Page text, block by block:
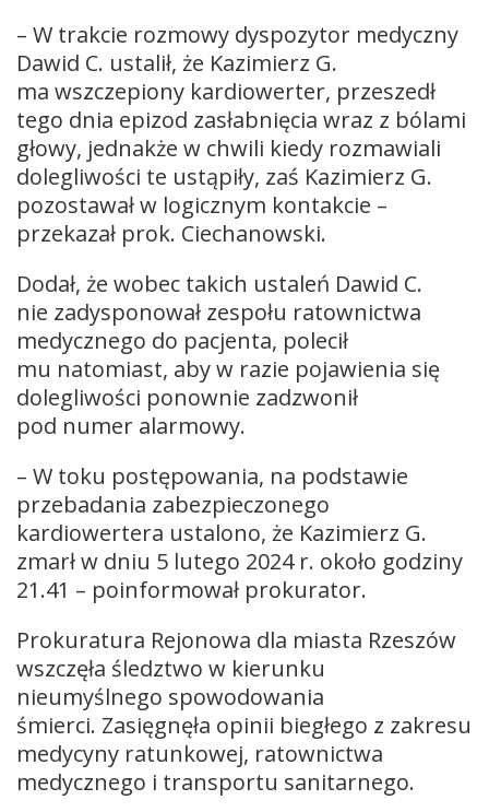
– W trakcie rozmowy dyspozytor medyczny
Dawid C. ustalił, że Kazimierz G.
ma wszczepiony kardiowerter, przeszedł
tego dnia epizod zasłabnięcia wraz z bólami
głowy, jednakże w chwili kiedy rozmawiali
dolegliwości te ustąpiły, zaś Kazimierz G.
pozostawał w logicznym kontakcie –
przekazał prok. Ciechanowski.
Dodał, że wobec takich ustaleń Dawid C.
nie zadysponował zespołu ratownictwa
medycznego do pacjenta, polecił
mu natomiast, aby w razie pojawienia się
dolegliwości ponownie zadzwonił
pod numer alarmowy.
– W toku postępowania, na podstawie
przebadania zabezpieczonego
kardiowertera ustalono, że Kazimierz G.
zmarł w dniu 5 lutego 2024 r. około godziny
21.41 – poinformował prokurator.
Prokuratura Rejonowa dla miasta Rzeszów
wszczęła śledztwo w kierunku
nieumyślnego spowodowania
śmierci. Zasięgnęła opinii biegłego z zakresu
medycyny ratunkowej, ratownictwa
medycznego i transportu sanitarnego.